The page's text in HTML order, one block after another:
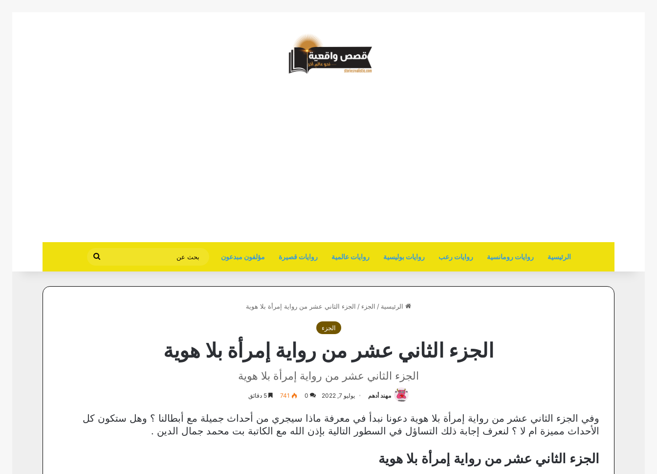
الرئيسية روايات رومانسية روايات رعب روايات بوليسية روايات عالمية روايات قصيرة مؤلفون مبدعون
عن
الرئيسية / الجزء / الجزء الثاني عشر من رواية إمرأة بلا هوية
الجزء
الجزء الثاني عشر من رواية إمرأة بلا هوية
الجزء الثاني عشر من رواية إمرأة بلا هوية
مهند أدهم يوليو 7, 2022 0
741
وفي الجزء الثاني عشر من رواية إمرأة بلا هوية دعونا نبدأ في معرفة ماذا سيجري من أحداث جميلة مع أبطالنا ؟ وهل ستكون كل
الأحداث مميزة ام لا ؟ لنعرف إجابة ذلك التساؤل في السطور التالية بإذن الله مع الكاتبة بت محمد جمال الدين .
الجزء الثاني عشر من رواية إمرأة بلا هوية